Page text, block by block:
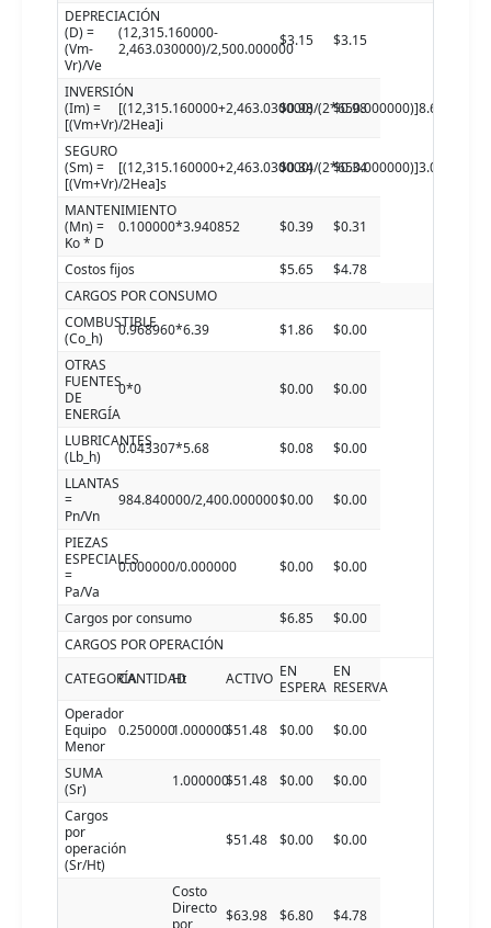
DEPRECIACIÓN
(D) =
(Vm-
Vr)/Ve
(12,315.160000-
2,463.030000)/2,500.000000$3.15 $3.15
INVERSIÓN
(Im) =
[(Vm+Vr)/2Hea]i
[(12,315.160000+2,463.030000)/(2*650.000000)]8.660000
$0.98 $0.98
SEGURO
(Sm) =
[(Vm+Vr)/2Hea]s
[(12,315.160000+2,463.030000)/(2*650.000000)]3.000000
$0.34 $0.34
MANTENIMIENTO
(Mn) =
Ko * D
0.100000*3.940852 $0.39 $0.31
Costos fijos $5.65
$4.78
CARGOS POR CONSUMO
COMBUSTIBLE
(Co_h)
0.968960*6.39 $1.86
$0.00
OTRAS
FUENTES
DE
ENERGÍA
0*0 $0.00 $0.00
LUBRICANTES
(Lb_h)
0.043307*5.68 $0.08
$0.00
LLANTAS
=
Pn/Vn
984.840000/2,400.000000$0.00 $0.00
PIEZAS
ESPECIALES
=
Pa/Va
0.000000/0.000000 $0.00 $0.00
Cargos por consumo $6.85
$0.00
CARGOS POR OPERACIÓN
CATEGORÍACANTIDAD
Ht ACTIVO EN
ESPERA
EN
RESERVA
Operador
Equipo
Menor
0.2500001.000000$51.48 $0.00 $0.00
SUMA
(Sr)
1.000000$51.48 $0.00
$0.00
Cargos
por
operación
(Sr/Ht)
$51.48 $0.00 $0.00
Costo
Directo
por
$63.98 $6.80 $4.78